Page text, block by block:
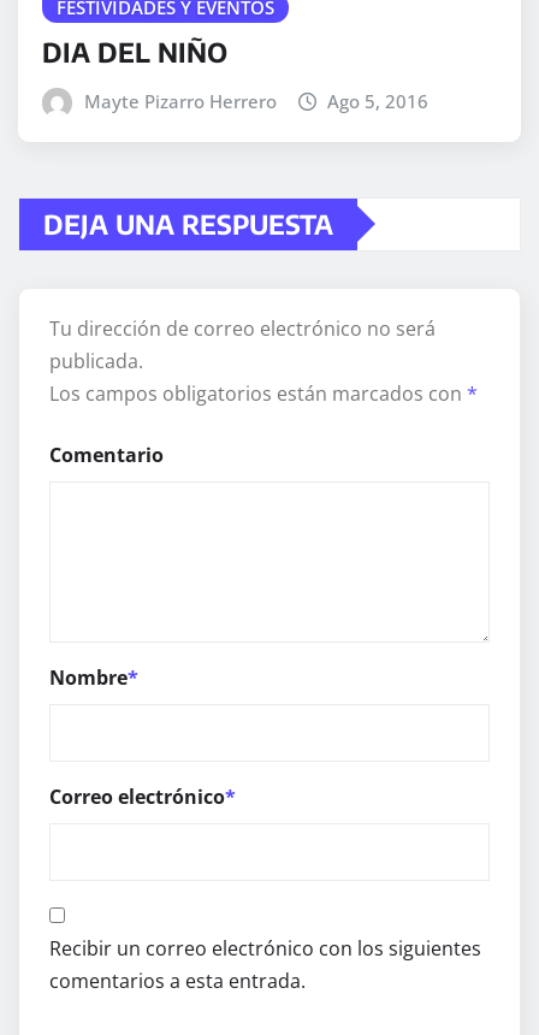
FESTIVIDADES Y EVENTOS
DIA DEL NIÑO
Mayte Pizarro Herrero Ago 5, 2016
DEJA UNA RESPUESTA
Tu dirección de correo electrónico no será
publicada.
Los campos obligatorios están marcados con *
Comentario
Nombre*
Correo electrónico*
Recibir un correo electrónico con los siguientes
comentarios a esta entrada.